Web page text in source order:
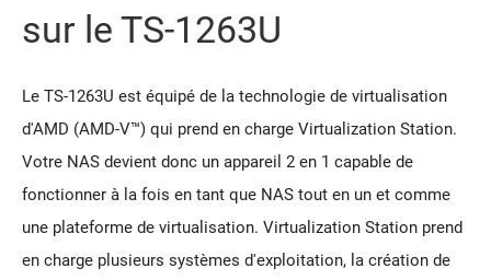
sur le TS-1263U
Le TS-1263U est équipé de la technologie de virtualisation
d'AMD (AMD-V™) qui prend en charge Virtualization Station.
Votre NAS devient donc un appareil 2 en 1 capable de
fonctionner à la fois en tant que NAS tout en un et comme
une plateforme de virtualisation. Virtualization Station prend
en charge plusieurs systèmes d'exploitation, la création de